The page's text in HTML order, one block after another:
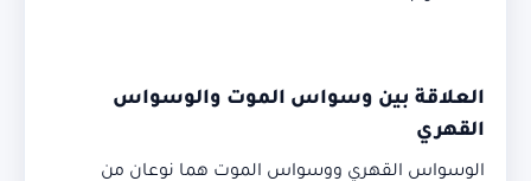
العلاقة بين وسواس الموت والوسواس
القهري
الوسواس القهري ووسواس الموت هما نوعان من